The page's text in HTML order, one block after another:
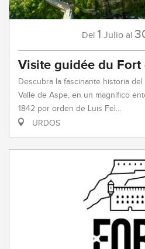
Del 1 Julio al
Visite guidée du
Descubra la fascinante historia
Valle de Aspe, en un magnífico
1842 por orden de Luis Fel...
URDOS